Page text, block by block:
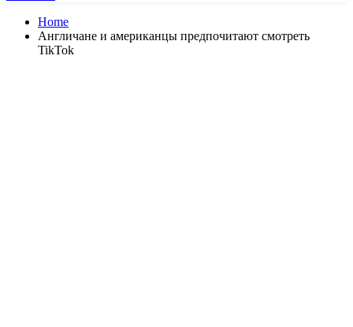
Home
Англичане и американцы предпочитают смотреть
TikTok